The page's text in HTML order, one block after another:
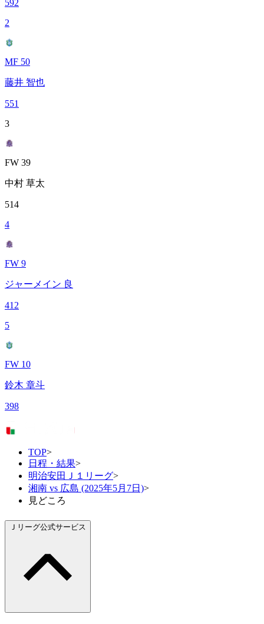
592
2
MF 50
藤井 智也
551
3
FW 39
中村 草太
514
4
FW 9
ジャーメイン 良
412
5
FW 10
鈴木 章斗
398
TOP>
日程・結果>
明治安田Ｊ１リーグ>
湘南 vs 広島 (2025年5月7日)>
見どころ
Ｊリーグ公式サービス